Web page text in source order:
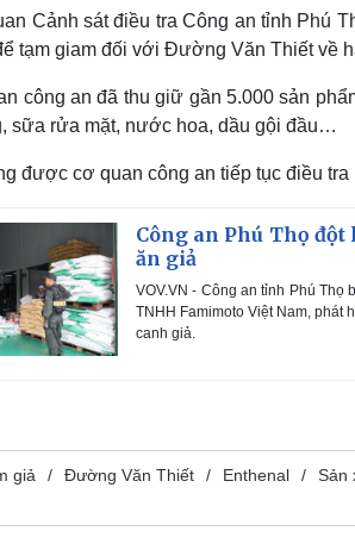
Cảnh sát điều tra Công an tỉnh Phú
tạm giam đối với Đường Văn Thiết về
công an đã thu giữ gần 5.000 sản
sữa rửa mặt, nước hoa, dầu gội đầu…
được cơ quan công an tiếp tục điều tra
Công an Phú Thọ
ăn giả
VOV.VN - Công an tỉnh Phú Thọ
TNHH Famimoto Việt Nam, phát
canh giả.
giả Đường Văn Thiết Enthenal Sản